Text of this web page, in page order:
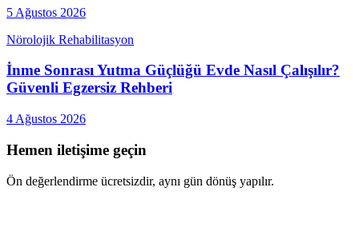
5 Ağustos 2026
Nörolojik Rehabilitasyon
İnme Sonrası Yutma Güçlüğü Evde Nasıl Çalışılır?
Güvenli Egzersiz Rehberi
4 Ağustos 2026
Hemen iletişime geçin
Ön değerlendirme ücretsizdir, aynı gün dönüş yapılır.